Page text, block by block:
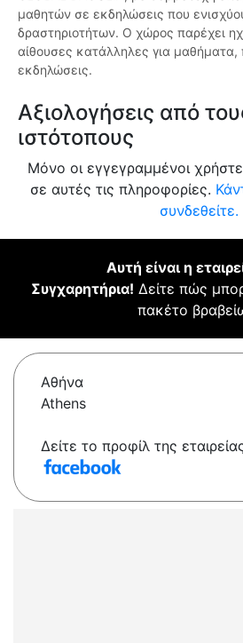
μαθητών σε εκδηλώσεις που
δραστηριοτήτων. Ο χώρος παρέχει
αίθουσες κατάλληλες για μαθήματα,
εκδηλώσεις.
Αξιολογήσεις από
ιστότοπους
Μόνο οι εγγεγραμμένοι
σε αυτές τις πληροφορίες.
συνδεθείτε.
Αυτή είναι η
Συγχαρητήρια! Δείτε πώς
πακέτο
Αθήνα
Athens
Δείτε το προφίλ της